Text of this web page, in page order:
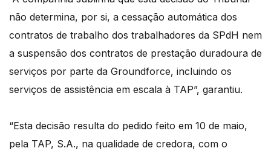
não determina, por si, a cessação automática dos
contratos de trabalho dos trabalhadores da SPdH nem
a suspensão dos contratos de prestação duradoura de
serviços por parte da Groundforce, incluindo os
serviços de assistência em escala à TAP”, garantiu.
“Esta decisão resulta do pedido feito em 10 de maio,
pela TAP, S.A., na qualidade de credora, com o